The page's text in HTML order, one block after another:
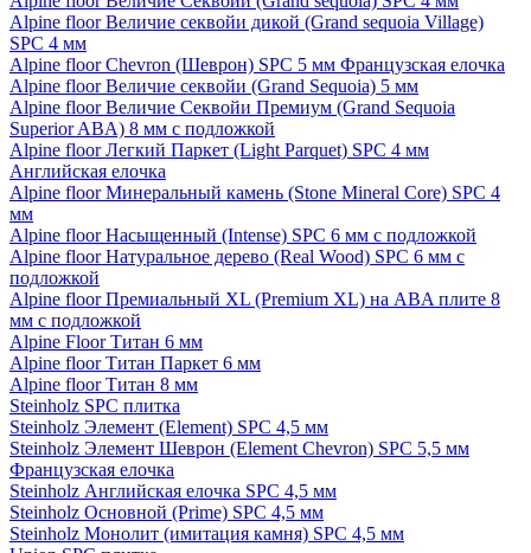
Alpine floor Величие секвойи дикой (Grand sequoia Village)
SPC 4 мм
Alpine floor Chevron (Шеврон) SPC 5 мм Французская елочка
Alpine floor Величие секвойи (Grand Sequoia) 5 мм
Alpine floor Величие Секвойи Премиум (Grand Sequoia
Superior ABA) 8 мм с подложкой
Alpine floor Легкий Паркет (Light Parquet) SPC 4 мм
Английская елочка
Alpine floor Минеральный камень (Stone Mineral Core) SPC 4
мм
Alpine floor Насыщенный (Intense) SPC 6 мм с подложкой
Alpine floor Натуральное дерево (Real Wood) SPC 6 мм с
подложкой
Alpine floor Премиальный XL (Premium XL) на ABA плите 8
мм с подложкой
Alpine Floor Титан 6 мм
Alpine floor Титан Паркет 6 мм
Alpine floor Титан 8 мм
Steinholz SPC плитка
Steinholz Элемент (Element) SPC 4,5 мм
Steinholz Элемент Шеврон (Element Chevron) SPC 5,5 мм
Французская елочка
Steinholz Английская елочка SPC 4,5 мм
Steinholz Основной (Prime) SPC 4,5 мм
Steinholz Монолит (имитация камня) SPC 4,5 мм